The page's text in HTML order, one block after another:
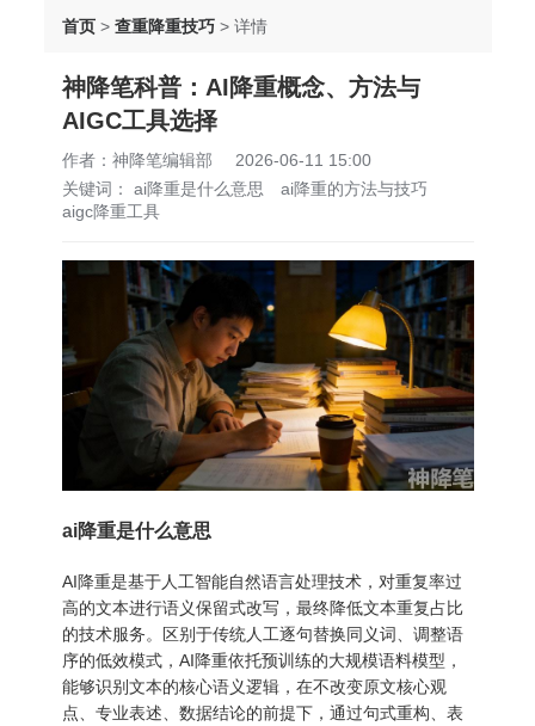
首页 > 查重降重技巧 > 详情
神降笔科普：AI降重概念、方法与
AIGC工具选择
作者：神降笔编辑部
2026-06-11 15:00
关键词： ai降重是什么意思
ai降重的方法与技巧
aigc降重工具
ai降重是什么意思
AI降重是基于人工智能自然语言处理技术，对重复率过
高的文本进行语义保留式改写，最终降低文本重复占比
的技术服务。区别于传统人工逐句替换同义词、调整语
序的低效模式，AI降重依托预训练的大规模语料模型，
能够识别文本的核心语义逻辑，在不改变原文核心观
点、专业表述、数据结论的前提下，通过句式重构、表